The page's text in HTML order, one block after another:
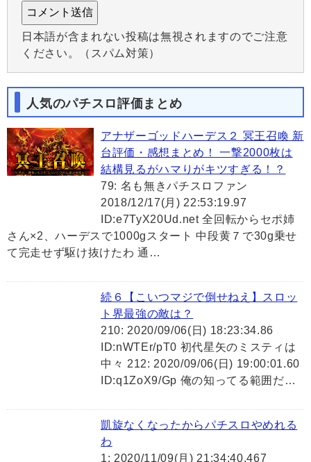
日本語が含まれない投稿は無視されますのでご注意
ください。（スパム対策）
人気のパチスロ評価まとめ
アナザーゴッドハーデス２ 冥王召喚 新
台評価・感想まとめ！ 一撃2000枚は
結構見るがハマりがキツすぎる！？
79: 名も無きパチスロファン
2018/12/17(月) 22:53:19.97
ID:e7TyX20Ud.net 全回転からセポ姉
さん×2、ハーデスで1000gスタート 中段黄７で30g乗せ
て完走せず駆け抜けたわ 通…
続６【こいつマジで倒せねえ】スロッ
ト界最強の敵は？
210: 2020/09/06(日) 18:23:34.86
ID:nWTEr/pT0 初代星矢のミスティは
中々 212: 2020/09/06(日) 19:00:01.60
ID:q1ZoX9/Gp 俺の知ってる範囲だ…
凱旋なくなったからパチスロやめれる
わ
1: 2020/11/09(月) 21:34:40.467